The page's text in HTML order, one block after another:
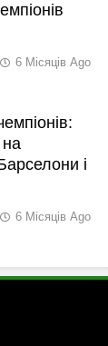
6 Місяців Ago
і
6 Місяців Ago